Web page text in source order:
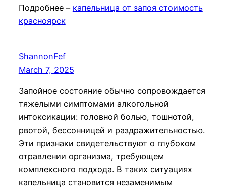
Подробнее – капельница от запоя стоимость
красноярск
ShannonFef
March 7, 2025
Запойное состояние обычно сопровождается
тяжелыми симптомами алкогольной
интоксикации: головной болью, тошнотой,
рвотой, бессонницей и раздражительностью.
Эти признаки свидетельствуют о глубоком
отравлении организма, требующем
комплексного подхода. В таких ситуациях
капельница становится незаменимым